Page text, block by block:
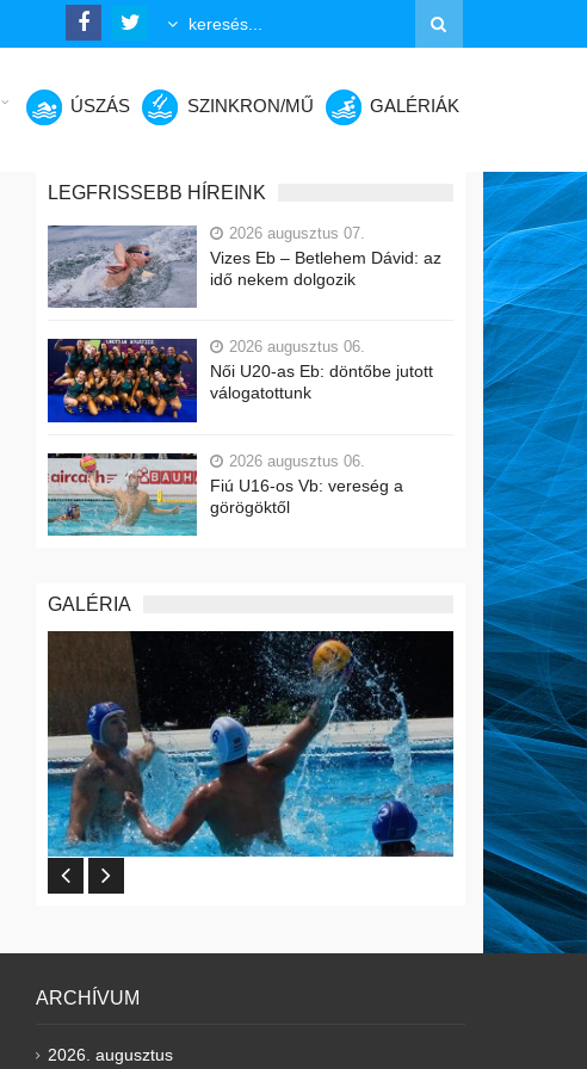
ÚSZÁS SZINKRON/MŰ GALÉRIÁK
LEGFRISSEBB HÍREINK
2026 augusztus 07.
Vizes Eb – Betlehem Dávid: az
idő nekem dolgozik
2026 augusztus 06.
Női U20-as Eb: döntőbe jutott
válogatottunk
2026 augusztus 06.
Fiú U16-os Vb: vereség a
görögöktől
GALÉRIA
ARCHÍVUM
2026. augusztus